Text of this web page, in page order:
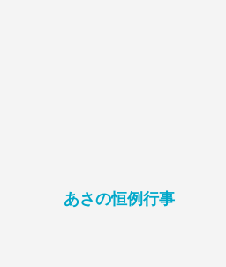
あさの恒例行事